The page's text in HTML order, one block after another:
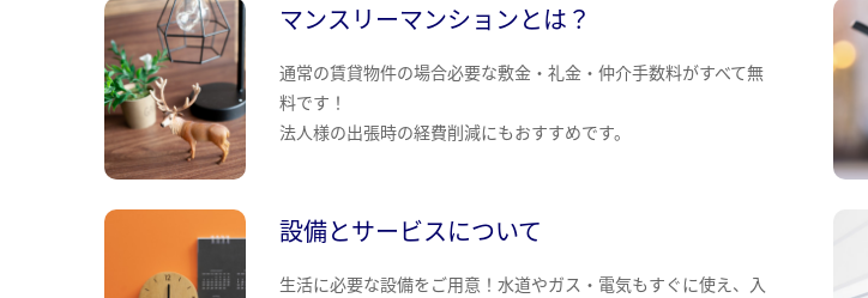
マンスリーマンションとは？
通常の賃貸物件の場合必要な敷金・礼金・仲介手数料がすべて無
料です！
法人様の出張時の経費削減にもおすすめです。
設備とサービスについて
生活に必要な設備をご用意！水道やガス・電気もすぐに使え、入